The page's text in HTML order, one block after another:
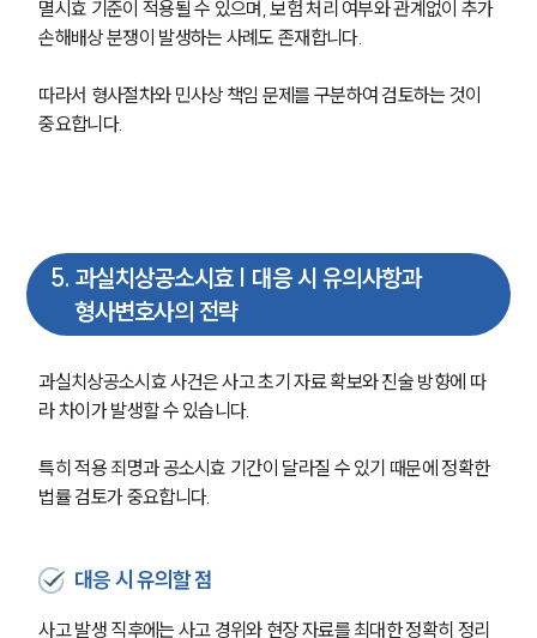
업무사례
사례분석/최신동향
형사 법률정보
형사그룹 업무
구성원 소개
법률 블로그
멸시효 기준이 적용될 수 있으며, 보험 처리 여부와 관계없이 추가
손해배상 분쟁이 발생하는 사례도 존재합니다.
따라서 형사절차와 민사상 책임 문제를 구분하여 검토하는 것이
중요합니다.
5. 과실치상공소시효 | 대응 시 유의사항과
형사변호사의 전략
과실치상공소시효 사건은 사고 초기 자료 확보와 진술 방향에 따
라 차이가 발생할 수 있습니다.
특히 적용 죄명과 공소시효 기간이 달라질 수 있기 때문에 정확한
법률 검토가 중요합니다.
대응 시 유의할 점
사고 발생 직후에는 사고 경위와 현장 자료를 최대한 정확히 정리